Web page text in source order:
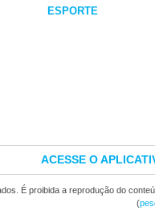
ESPORTE
ACESSE O
É proibida a reprodução do
(